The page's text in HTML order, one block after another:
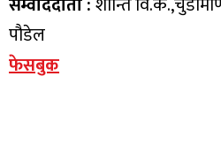
पौडेल
फेसबुक